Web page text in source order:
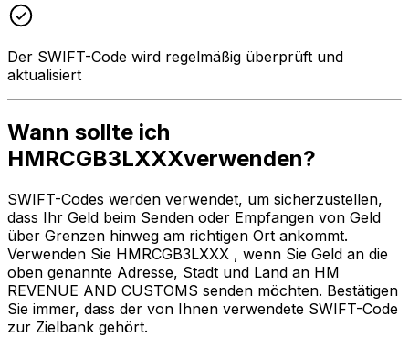
Der SWIFT-Code wird regelmäßig überprüft und
aktualisiert
Wann sollte ich
HMRCGB3LXXXverwenden?
SWIFT-Codes werden verwendet, um sicherzustellen,
dass Ihr Geld beim Senden oder Empfangen von Geld
über Grenzen hinweg am richtigen Ort ankommt.
Verwenden Sie HMRCGB3LXXX , wenn Sie Geld an die
oben genannte Adresse, Stadt und Land an HM
REVENUE AND CUSTOMS senden möchten. Bestätigen
Sie immer, dass der von Ihnen verwendete SWIFT-Code
zur Zielbank gehört.